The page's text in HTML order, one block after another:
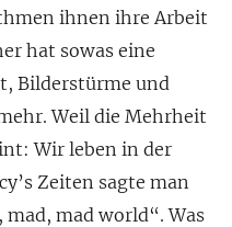
ihnen ihre Arbeit
hat sowas eine
Bilderstürme und
Weil die Mehrheit
Wir leben in der
Zeiten sagte man
mad, mad world“. Was